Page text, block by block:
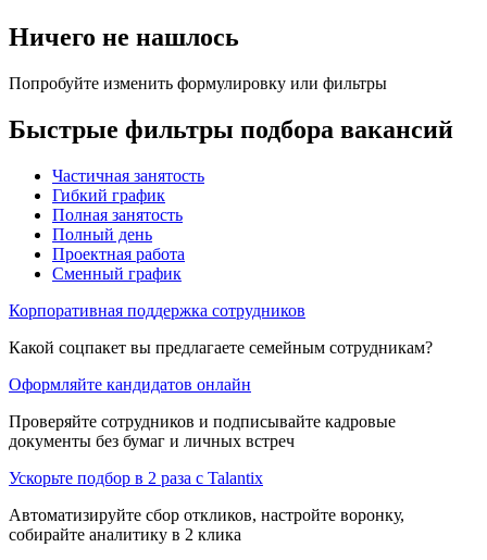
Ничего не нашлось
Попробуйте изменить формулировку или фильтры
Быстрые фильтры подбора вакансий
Частичная занятость
Гибкий график
Полная занятость
Полный день
Проектная работа
Сменный график
Корпоративная поддержка сотрудников
Какой соцпакет вы предлагаете семейным сотрудникам?
Оформляйте кандидатов онлайн
Проверяйте сотрудников и подписывайте кадровые
документы без бумаг и личных встреч
Ускорьте подбор в 2 раза с Talantix
Автоматизируйте сбор откликов, настройте воронку,
собирайте аналитику в 2 клика